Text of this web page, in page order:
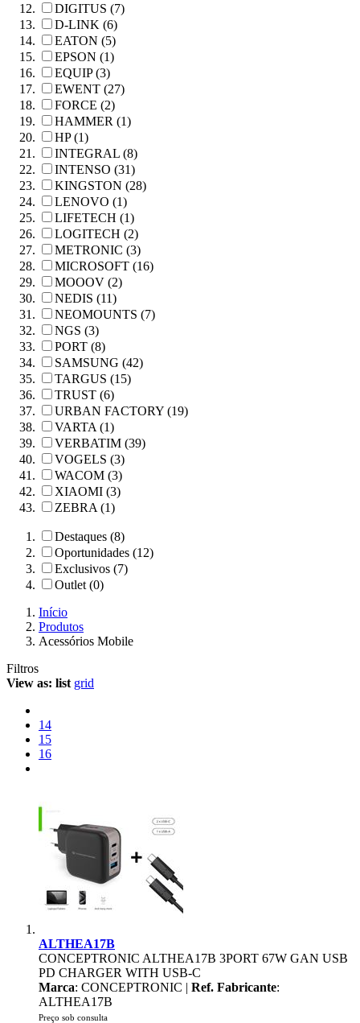
DIGITUS (7)
D-LINK (6)
EATON (5)
EPSON (1)
EQUIP (3)
EWENT (27)
FORCE (2)
HAMMER (1)
HP (1)
INTEGRAL (8)
INTENSO (31)
KINGSTON (28)
LENOVO (1)
LIFETECH (1)
LOGITECH (2)
METRONIC (3)
MICROSOFT (16)
MOOOV (2)
NEDIS (11)
NEOMOUNTS (7)
NGS (3)
PORT (8)
SAMSUNG (42)
TARGUS (15)
TRUST (6)
URBAN FACTORY (19)
VARTA (1)
VERBATIM (39)
VOGELS (3)
WACOM (3)
XIAOMI (3)
ZEBRA (1)
Destaques (8)
Oportunidades (12)
Exclusivos (7)
Outlet (0)
Início
Produtos
Acessórios Mobile
Filtros
View as: list grid
14
15
16
ALTHEA17B
CONCEPTRONIC ALTHEA17B 3PORT 67W GAN USB
PD CHARGER WITH USB-C
Marca: CONCEPTRONIC | Ref. Fabricante:
ALTHEA17B
Preço sob consulta